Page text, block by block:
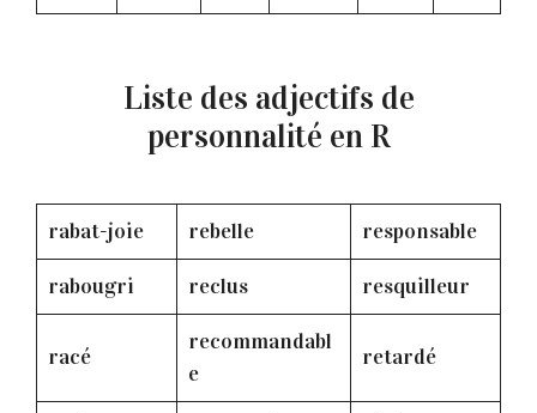
Liste des adjectifs de
personnalité en R
rabat-joie rebelle responsable
rabougri reclus resquilleur
racé
recommandabl
e
retardé